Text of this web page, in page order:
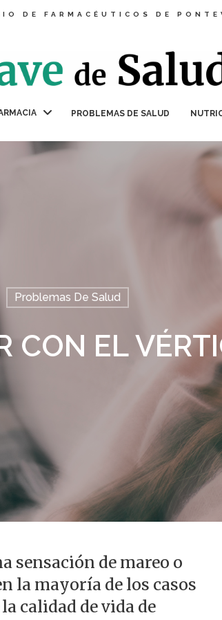
DE FARMACÉUTICOS DE
PROBLEMAS DE SALUD
Problemas De Salud
CON EL
sensación de mareo o
la mayoría de los casos
calidad de vida de